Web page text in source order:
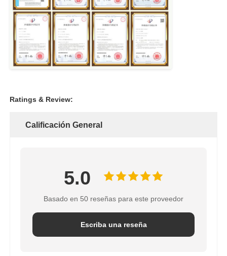
Ratings & Review:
Calificación General
5.0
Basado en 50 reseñas para este proveedor
Escriba una reseña